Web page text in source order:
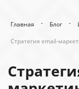
Главная - Блог -
Стратегия email-